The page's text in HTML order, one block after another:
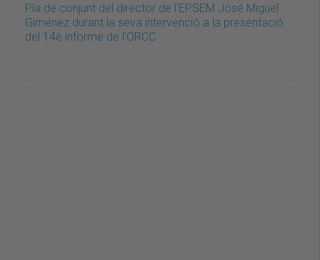
Pla de conjunt del director de l'EPSEM José Miguel
Giménez durant la seva intervenció a la presentació
del 14è informe de l'ORCC